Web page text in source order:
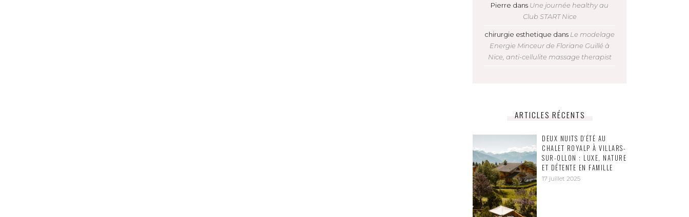
Pierre dans Une journée healthy au
Club START Nice
chirurgie esthetique dans Le modelage
Energie Minceur de Floriane Guillé à
Nice, anti-cellulite massage therapist
ARTICLES RÉCENTS
DEUX NUITS D’ÉTÉ AU
CHALET ROYALP À VILLARS-
SUR-OLLON : LUXE, NATURE
ET DÉTENTE EN FAMILLE
17 juillet 2025